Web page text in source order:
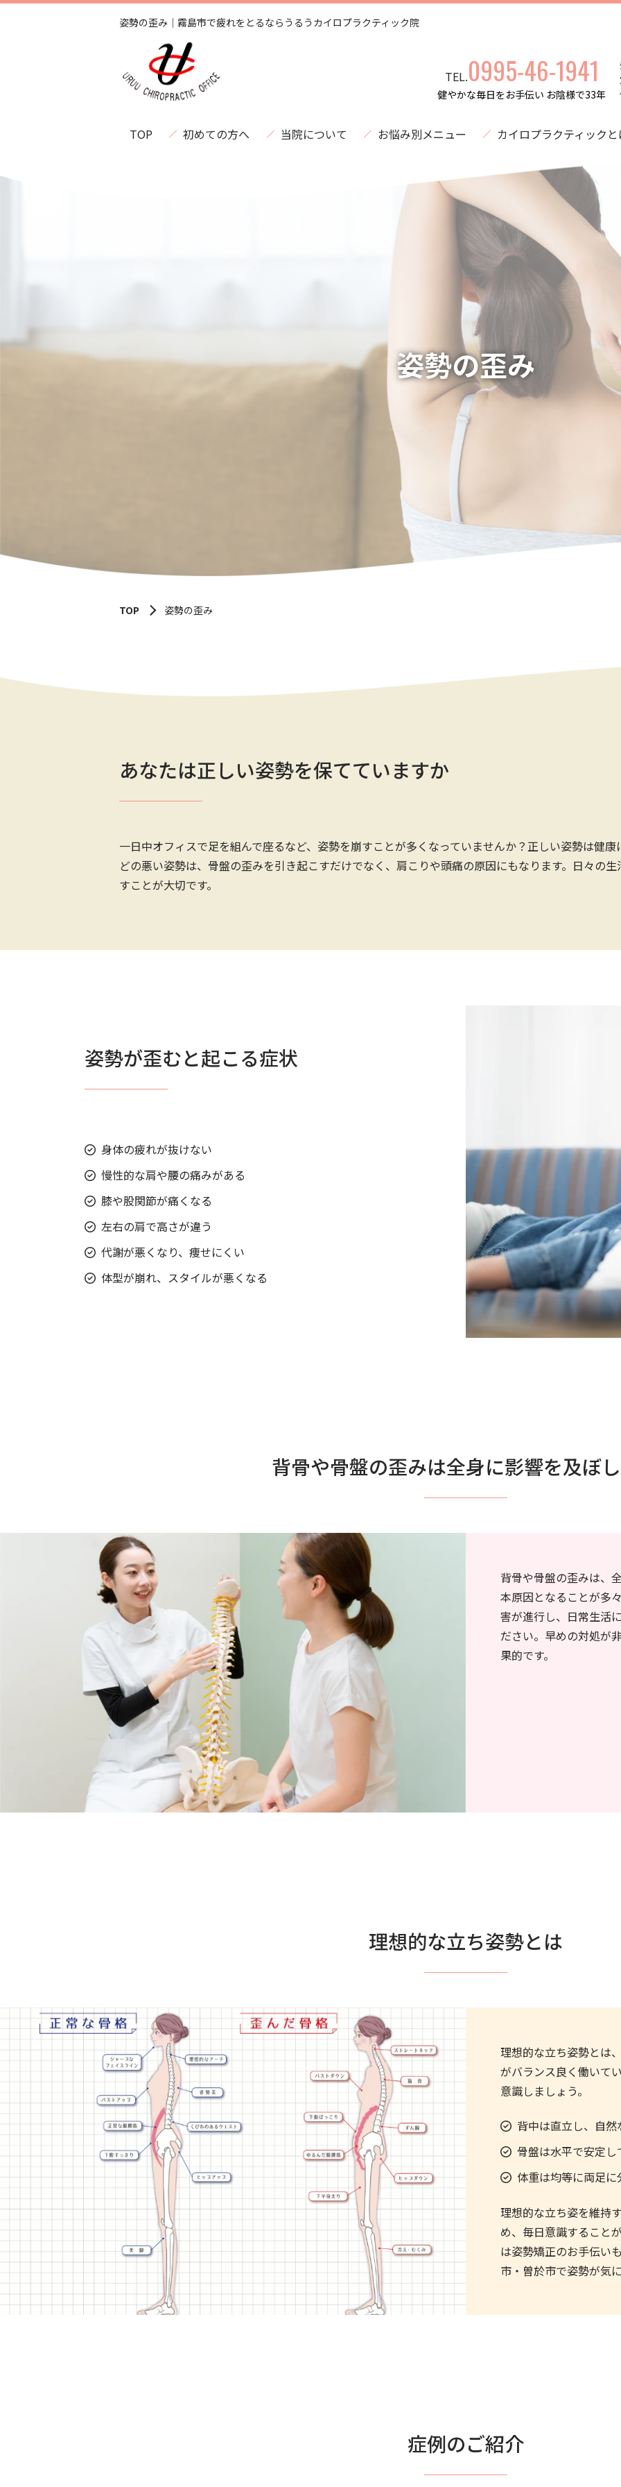
姿勢の歪み｜霧島市で疲れをとるならうるうカイロプラクティック院
TEL.0995-46-1941
健やかな毎日をお手伝い お陰様で33年
TOP 初めての方へ 当院について お悩み別メニュー カイロプラクティック
姿勢の歪み
TOP 姿勢の歪み
あなたは正しい姿勢を保てていますか
一日中オフィスで足を組んで座るなど、姿勢を崩すことが多くなっていませんか？正しい姿勢は健
どの悪い姿勢は、骨盤の歪みを引き起こすだけでなく、肩こりや頭痛の原因にもなります。日々の
すことが大切です。
姿勢が歪むと起こる症状
身体の疲れが抜けない
慢性的な肩や腰の痛みがある
膝や股関節が痛くなる
左右の肩で高さが違う
代謝が悪くなり、痩せにくい
体型が崩れ、スタイルが悪くなる
背骨や骨盤の歪みは全身に影響を及ぼ
背骨や骨盤の歪みは、
本原因となることが多
害が進行し、日常生活
ださい。早めの対処が
果的です。
理想的な立ち姿勢とは
理想的な立ち姿勢とは
がバランス良く働いて
意識しましょう。
背中は直立し、自
骨盤は水平で安定し
体重は均等に両足
理想的な立ち姿を維持
め、毎日意識すること
は姿勢矯正のお手伝い
市・曽於市で姿勢が気
症例のご紹介